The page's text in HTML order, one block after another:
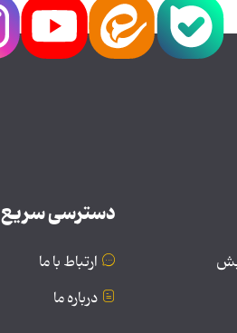
دسترسی سریع
ارتباط با ما
درباره ما